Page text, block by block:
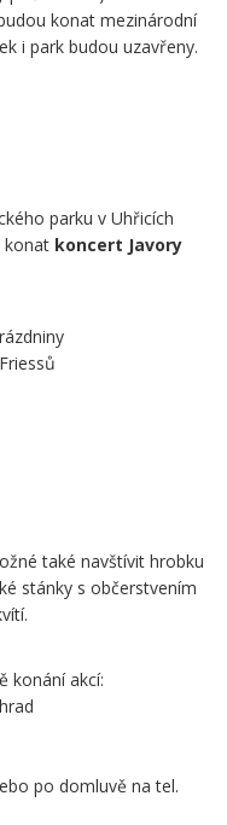
konat mezinárodní
i park budou uzavřeny.
parku v Uhřicích
konat koncert Javory
také navštívit hrobku
stánky s občerstvením
konání akcí:
po domluvě na tel.